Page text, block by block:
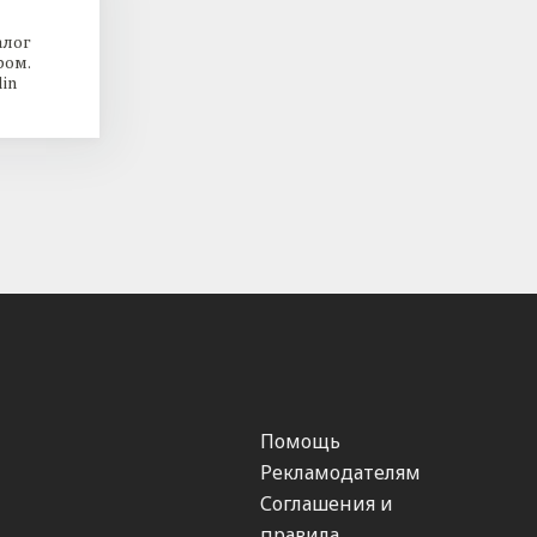
Помощь
Рекламодателям
Соглашения и